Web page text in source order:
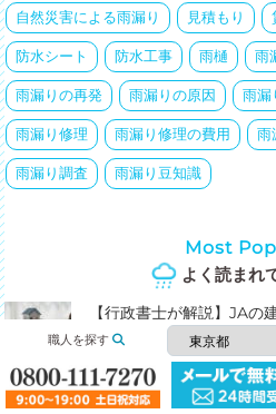
自然災害による雨漏り 見積もり
防水シート 防水工事 雨樋 雨
雨漏りの再発 雨漏りの原因 雨漏
雨漏り修理 雨漏り修理の費用 雨
雨漏り調査 雨漏り豆知識
よく読まれ
Most
【行政書士が解説】JA
ついて徹底解説
物置の屋根の雨漏り修理
職人を探す